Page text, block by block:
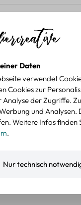
Projekten.
für kreative Projekte
Daten
verwendet
Cookies zur
Analyse der Zugriffe.
und
Weitere Infos finden
.
Nur technisch